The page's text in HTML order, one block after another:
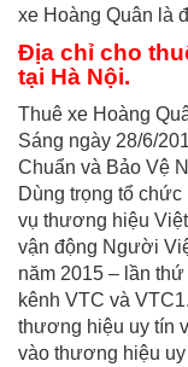
xe Hoàng Quân là
Địa chỉ cho
tại Hà Nội.
Thuê xe Hoàng
Sáng ngày 28/6/
Chuẩn và Bảo Vệ
Dùng trọng tổ
vụ thương hiệu
vận động Người
năm 2015 – lần
kênh VTC và
thương hiệu uy tín
vào thương hiệu